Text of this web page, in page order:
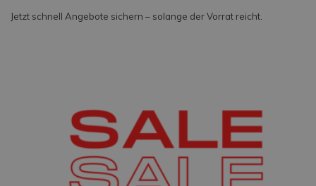
Jetzt schnell Angebote sichern – solange der Vorrat reicht.